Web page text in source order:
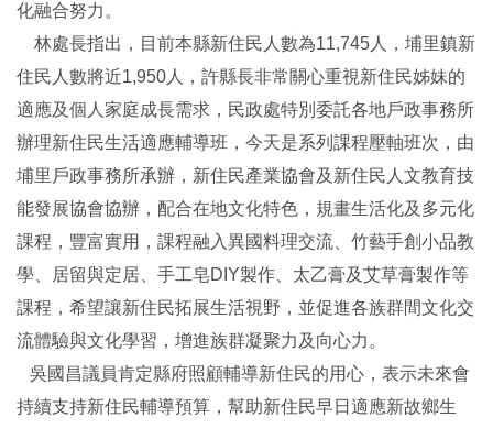
化融合努力。
林處長指出，目前本縣新住民人數為11,745人，埔里鎮新
住民人數將近1,950人，許縣長非常關心重視新住民姊妹的
適應及個人家庭成長需求，民政處特別委託各地戶政事務所
辦理新住民生活適應輔導班，今天是系列課程壓軸班次，由
埔里戶政事務所承辦，新住民產業協會及新住民人文教育技
能發展協會協辦，配合在地文化特色，規畫生活化及多元化
課程，豐富實用，課程融入異國料理交流、竹藝手創小品教
學、居留與定居、手工皂DIY製作、太乙膏及艾草膏製作等
課程，希望讓新住民拓展生活視野，並促進各族群間文化交
流體驗與文化學習，增進族群凝聚力及向心力。
吳國昌議員肯定縣府照顧輔導新住民的用心，表示未來會
持續支持新住民輔導預算，幫助新住民早日適應新故鄉生